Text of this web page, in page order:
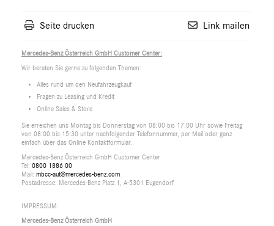
Seite drucken Link mailen
Mercedes-Benz Österreich GmbH Customer Center:
Wir beraten Sie gerne zu folgenden Themen:
Alles rund um den Neufahrzeugkauf
Fragen zu Leasing und Kredit
Online Sales & Store
Sie erreichen uns Montag bis Donnerstag von 08:00 bis 17:00 Uhr sowie Freitag
von 08:00 bis 15:30 unter nachfolgender Telefonnummer, per Mail oder ganz
einfach über das Online Kontaktformular.
Mercedes-Benz Österreich GmbH Customer Center
Tel: 0800 1886 00
Mail: mbcc-aut@mercedes-benz.com
Postadresse: Mercedes-Benz Platz 1, A-5301 Eugendorf
IMPRESSUM:
Mercedes-Benz Österreich GmbH